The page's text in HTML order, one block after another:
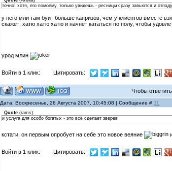
точно! хотя, его помоему, только увидешь - ресницы сразу завьются и
у него мли там буит больше капризов, чем у клиентов вместе
скажет: хатю хатю хатю и начнет кататься по полу, чтобы
урод млин
Войти в 1 клик: Цитировать:
Чтобы
Дата: Воскресенье, 26 Августа 2007, 10:45:08 | Сообщение # 11
Quote (rams)
и услуга для особо богатых - это всё сделает зверев
кстати, он первым опробует на себе это новое веяние
Войти в 1 клик: Цитировать: